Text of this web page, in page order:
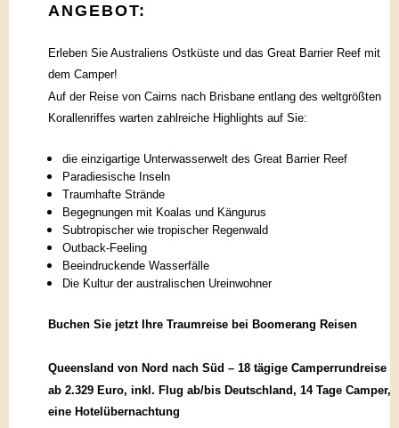
ANGEBOT:
Erleben Sie Australiens Ostküste und das Great Barrier Reef mit
dem Camper!
Auf der Reise von Cairns nach Brisbane entlang des weltgrößten
Korallenriffes warten zahlreiche Highlights auf Sie:
die einzigartige Unterwasserwelt des Great Barrier Reef
Paradiesische Inseln
Traumhafte Strände
Begegnungen mit Koalas und Kängurus
Subtropischer wie tropischer Regenwald
Outback-Feeling
Beeindruckende Wasserfälle
Die Kultur der australischen Ureinwohner
Buchen Sie jetzt Ihre Traumreise bei Boomerang Reisen
Queensland von Nord nach Süd – 18 tägige Camperrundreise
ab 2.329 Euro, inkl. Flug ab/bis Deutschland, 14 Tage Camper,
eine Hotelübernachtung